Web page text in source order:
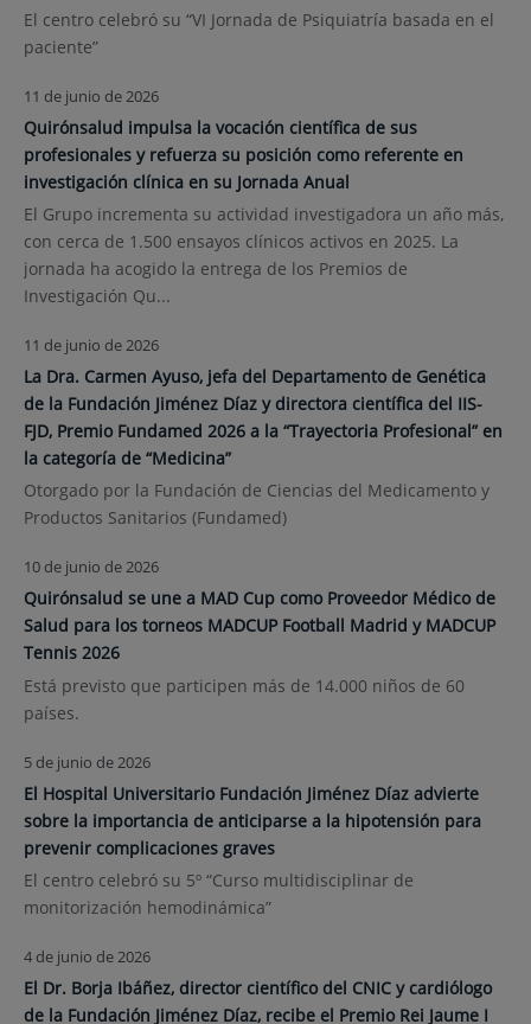
El centro celebró su “VI Jornada de Psiquiatría basada en el
paciente”
11 de junio de 2026
Quirónsalud impulsa la vocación científica de sus
profesionales y refuerza su posición como referente en
investigación clínica en su Jornada Anual
El Grupo incrementa su actividad investigadora un año más,
con cerca de 1.500 ensayos clínicos activos en 2025. La
jornada ha acogido la entrega de los Premios de
Investigación Qu...
11 de junio de 2026
La Dra. Carmen Ayuso, jefa del Departamento de Genética
de la Fundación Jiménez Díaz y directora científica del IIS-
FJD, Premio Fundamed 2026 a la “Trayectoria Profesional” en
la categoría de “Medicina”
Otorgado por la Fundación de Ciencias del Medicamento y
Productos Sanitarios (Fundamed)
10 de junio de 2026
Quirónsalud se une a MAD Cup como Proveedor Médico de
Salud para los torneos MADCUP Football Madrid y MADCUP
Tennis 2026
Está previsto que participen más de 14.000 niños de 60
países.
5 de junio de 2026
El Hospital Universitario Fundación Jiménez Díaz advierte
sobre la importancia de anticiparse a la hipotensión para
prevenir complicaciones graves
El centro celebró su 5º “Curso multidisciplinar de
monitorización hemodinámica”
4 de junio de 2026
El Dr. Borja Ibáñez, director científico del CNIC y cardiólogo
de la Fundación Jiménez Díaz, recibe el Premio Rei Jaume I